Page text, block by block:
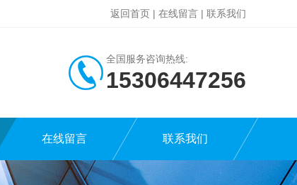
返回首页 | 在线留言 | 联系我们
全国服务咨询热线:
15306447256
在线留言 联系我们